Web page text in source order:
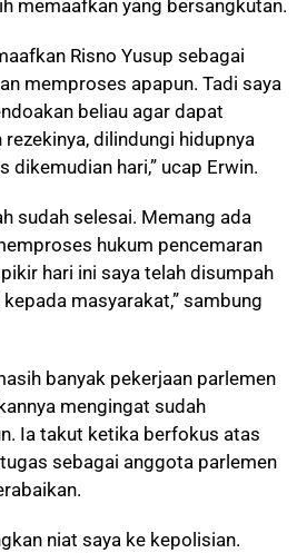
memaafkan yang bersangkutan.
Risno Yusup sebagai
memproses apapun. Tadi saya
beliau agar dapat
rezekinya, dilindungi hidupnya
dikemudian hari,” ucap Erwin.
sudah selesai. Memang ada
hukum pencemaran
hari ini saya telah disumpah
masyarakat,” sambung
banyak pekerjaan parlemen
mengingat sudah
Ia takut ketika berfokus atas
sebagai anggota parlemen
niat saya ke kepolisian.